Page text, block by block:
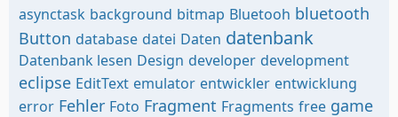
asynctask background bitmap Bluetooh bluetooth
Button database datei Daten datenbank
Datenbank lesen Design developer development
eclipse EditText emulator entwickler entwicklung
error Fehler Foto Fragment Fragments free game